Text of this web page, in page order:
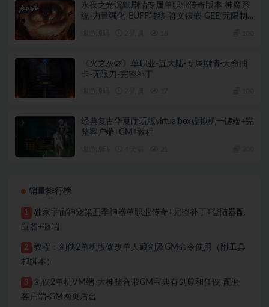
永夜之光沉默剧情专属单职业传奇版本-神魔系
统-力量强化-BUFF转移-符文镶嵌-GEE-无限制
《火之灰烬》单职业-五大陆-专属剧情-天命抽
卡-无限刀-完整补丁
经典复古华夏耐玩版virtualbox虚拟机一键端+完
整客户端+GM+教程
销量排行榜
1
独家宇宙神宠第五季神器单职业传奇+完整补丁+登陆器配
置器+微端
2
教程：剑侠2单机版修改单人藏剑及GM命令使用（附工具
和脚本）
3
剑侠2单机VM端-大神整合带GM宝典有剑尊和任侠-配套
客户端-GM网页后台